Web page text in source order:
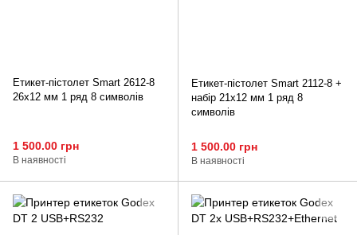
Етикет-пістолет Smart 2612-8
26x12 мм 1 ряд 8 символів
1 500.00 грн
В наявності
Етикет-пістолет Smart 2112-8 +
набір 21x12 мм 1 ряд 8
символів
1 500.00 грн
В наявності